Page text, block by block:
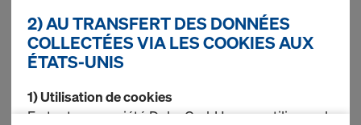
2 produits trouvés
Le plus recherché
Vérin de tête 60cm
2) AU TRANSFERT DES DONNÉES
COLLECTÉES VIA LES COOKIES AUX
ÉTATS-UNIS
1) Utilisation de cookies
En tant que société Doka GmbH, nous utilisons des